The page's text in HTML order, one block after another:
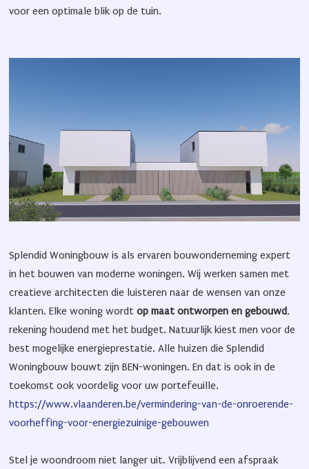
voor een optimale blik op de tuin.
Splendid Woningbouw is als ervaren bouwonderneming expert
in het bouwen van moderne woningen. Wij werken samen met
creatieve architecten die luisteren naar de wensen van onze
klanten. Elke woning wordtop maat ontworpen en gebouwd,
rekening houdend met het budget. Natuurlijk kiest men voor de
best mogelijke energieprestatie. Alle huizen die Splendid
Woningbouw bouwt zijn BEN-woningen. En dat is ook in de
toekomst ook voordelig voor uw portefeuille.
https://www.vlaanderen.be/vermindering-van-de-onroerende-
voorheffing-voor-energiezuinige-gebouwen
Stel je woondroom niet langer uit. Vrijblijvend een afspraak